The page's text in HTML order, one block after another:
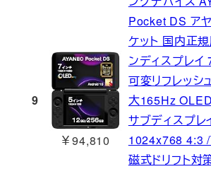
9
￥94,810
Pocket DS ア
ケット 国内正
ンディスプレイ
可変リフレッシ
大165Hz
サブディスプレ
1024x768 4:3
磁式ドリフト対